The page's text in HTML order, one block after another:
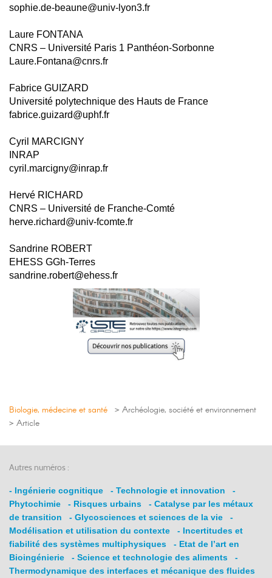
sophie.de-beaune@univ-lyon3.fr
Laure FONTANA
CNRS – Université Paris 1 Panthéon-Sorbonne
Laure.Fontana@cnrs.fr
Fabrice GUIZARD
Université polytechnique des Hauts de France
fabrice.guizard@uphf.fr
Cyril MARCIGNY
INRAP
cyril.marcigny@inrap.fr
Hervé RICHARD
CNRS – Université de Franche-Comté
herve.richard@univ-fcomte.fr
Sandrine ROBERT
EHESS GGh-Terres
sandrine.robert@ehess.fr
Biologie, médecine et santé > Archéologie, société et environnement
> Article
Autres numéros :
- Ingénierie cognitique - Technologie et innovation
-
Phytochimie
- Risques urbains
- Catalyse par les métaux
de transition
- Glycosciences et sciences de la vie
-
Modélisation et utilisation du contexte
- Incertitudes et
fiabilité des systèmes multiphysiques
- Etat de l’art en
Bioingénierie
- Science et technologie des aliments
-
Thermodynamique des interfaces et mécanique des fluides